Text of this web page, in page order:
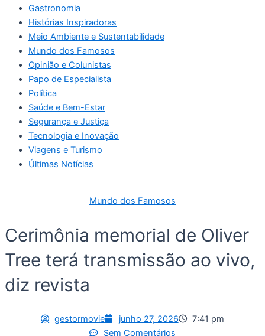
Gastronomia
Histórias Inspiradoras
Meio Ambiente e Sustentabilidade
Mundo dos Famosos
Opinião e Colunistas
Papo de Especialista
Política
Saúde e Bem-Estar
Segurança e Justiça
Tecnologia e Inovação
Viagens e Turismo
Últimas Notícias
Mundo dos Famosos
Cerimônia memorial de Oliver
Tree terá transmissão ao vivo,
diz revista
gestormovie junho 27, 2026
7:41 pm
Sem Comentários